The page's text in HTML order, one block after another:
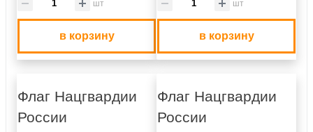
шт
в корзину
шт
в корзину
Флаг Нацгвардии
России
Флаг Нацгвардии
России